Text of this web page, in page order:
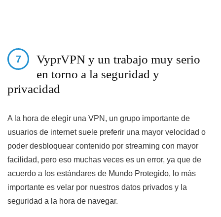
VyprVPN y un trabajo muy serio
en torno a la seguridad y
privacidad
A la hora de elegir una VPN, un grupo importante de
usuarios de internet suele preferir una mayor velocidad o
poder desbloquear contenido por streaming con mayor
facilidad, pero eso muchas veces es un error, ya que de
acuerdo a los estándares de Mundo Protegido, lo más
importante es velar por nuestros datos privados y la
seguridad a la hora de navegar.